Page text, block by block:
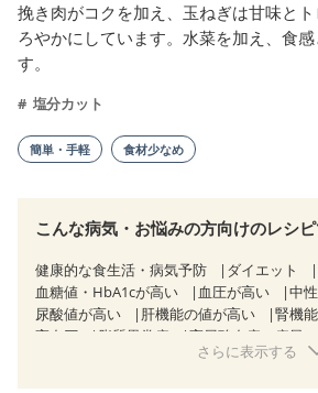
挽き肉がコクを加え、玉ねぎは甘味と
ろやかにしています。水菜を加え、食
す。
塩分カット
簡単・手軽 食材少なめ
こんな病気・お悩みの方向けのレシ
健康的な食生活・病気予防
ダイエット
血糖値・HbA1cが高い
血圧が高い
中
尿酸値が高い
肝機能の値が高い
腎機
高血圧
脂質異常症 高尿酸血症（痛風）
心不全
過敏性
さらに表示する